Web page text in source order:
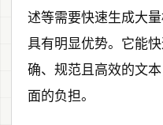
述等需要快速生成大
具有明显优势。它能
确、规范且高效的文
面的负担。